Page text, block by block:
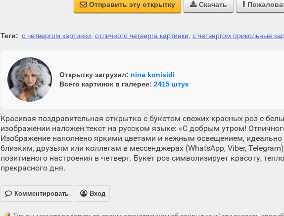
 Отправить эту открытку  Скачать 
Теги: с четвергом картинки отличного четверга картинки с четвергом прикольные
Открытку загрузил: nina konisidi
Всего картинок в галерее: 2415 штук
Красивая поздравительная открытка с букетом свежих красных роз с
изображении наложен текст на русском языке: «С добрым утром!
Изображение наполнено яркими цветами и нежным освещением, идеально
близким, друзьям или коллегам в мессенджерах (WhatsApp, Viber,
позитивного настроения в четверг. Букет роз символизирует красоту,
прекрасного дня.
 Комментировать  Вход